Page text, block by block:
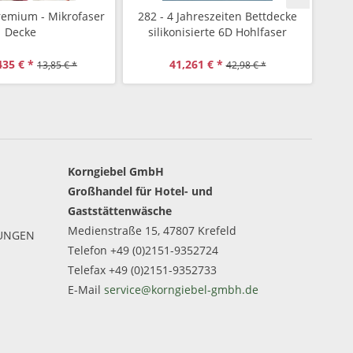
- Mikrofaser
Decke
€ * 13,85 € *
282 - 4 Jahreszeiten Bettdecke
silikonisierte 6D Hohlfaser
41,261 € * 42,98 € *
Korngiebel GmbH
Großhandel für Hotel- und
Gaststättenwäsche
Medienstraße 15, 47807 Krefeld
Telefon +49 (0)2151-9352724
Telefax +49 (0)2151-9352733
E-Mail service@korngiebel-gmbh.de